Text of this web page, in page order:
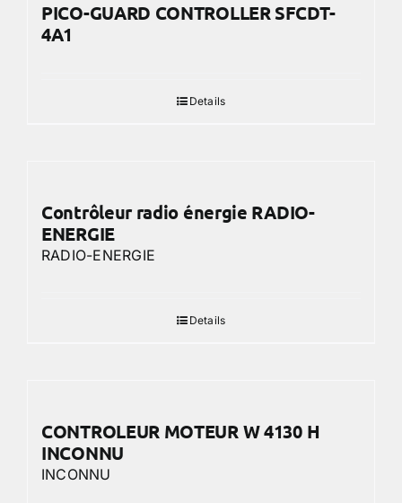
PICO-GUARD CONTROLLER SFCDT-
4A1
Details
Contrôleur radio énergie RADIO-
ENERGIE
RADIO-ENERGIE
Details
CONTROLEUR MOTEUR W 4130 H
INCONNU
INCONNU